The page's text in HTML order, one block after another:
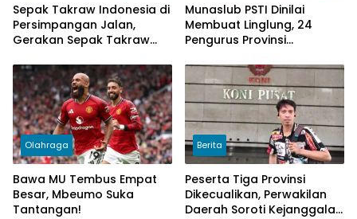
Sepak Takraw Indonesia di
Persimpangan Jalan,
Gerakan Sepak Takraw
Pusat Bersikap Tegas
Munaslub PSTI Dinilai
Membuat Linglung, 24
Pengurus Provinsi
Olahraga
Bawa MU Tembus Empat
Besar, Mbeumo Suka
Tantangan!
Berita
Peserta Tiga Provinsi
Dikecualikan, Perwakilan
Daerah Soroti Kejanggalan